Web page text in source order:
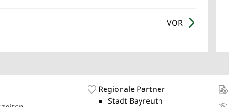
VOR
Regionale Partner
Stadt Bayreuth